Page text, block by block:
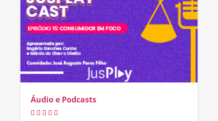
Áudio e Podcasts